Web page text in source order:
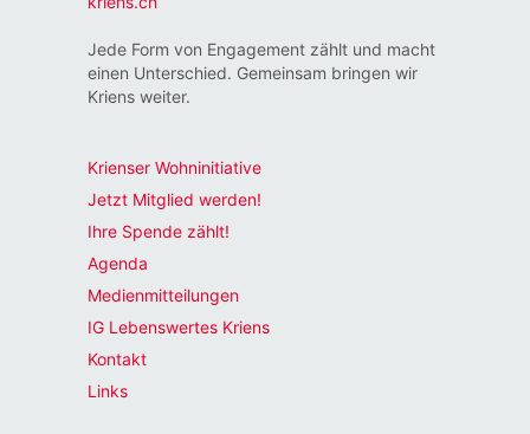
Jede Form von Engagement zählt und macht
einen Unterschied. Gemeinsam bringen wir
Kriens weiter.
Krienser Wohninitiative
Jetzt Mitglied werden!
Ihre Spende zählt!
Agenda
Medienmitteilungen
IG Lebenswertes Kriens
Kontakt
Links